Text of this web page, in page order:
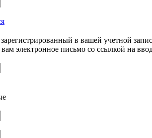
в вашей учетной
электронное письмо со ссылкой на